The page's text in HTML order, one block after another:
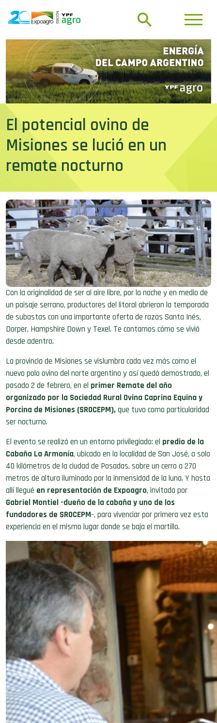
El potencial ovino de
Misiones se lució en un
remate nocturno
Con laoriginalidad de ser al aire libre, por la noche y en medio de
un paisaje serrano, productores del litoral abrieron la temporada
de subastas con una importante oferta derazas Santa Inés,
Dorper, Hampshire Down y Texel.Te contamos cómo se vivió
desde adentro.
La provincia de Misiones se vislumbra cada vez más como el
nuevo polo ovino del nor te argentinoy así quedó demostrado,
pasado 2 de febrero,en el primer Remate del año
organizado por la Sociedad Rural Ovina Caprina Equina y
Porcina de Misiones (SROCEPM),quetuvo como particularidad
ser nocturno.
El evento se realizó en un entorno privilegiado: el
Cabaña La Armonía, ubicado en la localidad de San José, a solo
40 kilómetros de la ciudad de Posadas, sobre un cerro a 270
metros de altura iluminado por la inmensidad de la luna.Y has
allí lleguéen representación de Expoagro, invitada por
Gabriel Montiel -dueño de la cabañay uno de los
fundadores de SROCEPM-, para vivenciar por primera vez es
experiencia en el mismo lugar donde se baja el martillo.